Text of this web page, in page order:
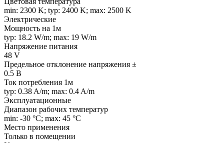
min: 2300 K; typ: 2400 K; max: 2500 K
Электрические
Мощность на 1м
typ: 18.2 W/m; max: 19 W/m
Напряжение питания
48 V
Предельное отклонение напряжения ±
0.5 В
Ток потребления 1м
typ: 0.38 A/m; max: 0.4 A/m
Эксплуатационные
Диапазон рабочих температур
min: -30 °C; max: 45 °C
Место применения
Только в помещении